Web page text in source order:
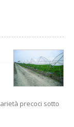
precoci sotto